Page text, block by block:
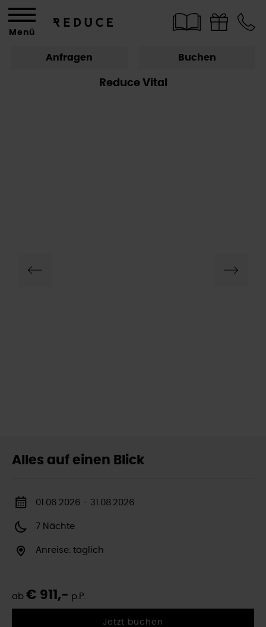
Reduce Vital
Anfragen Buchen
Alles auf einen Blick
01.06.2026 - 31.08.2026
7 Nächte
Anreise: täglich
ab € 911,- p.P.
Jetzt buchen
Menü